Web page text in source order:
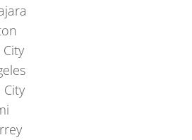
City